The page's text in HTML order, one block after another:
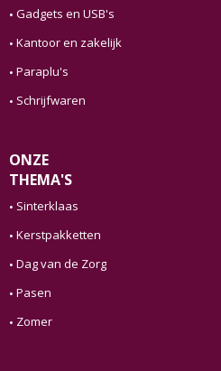
Gadgets en USB's
Kantoor en zakelijk
Paraplu's
Schrijfwaren
ONZE
THEMA'S
Sinterklaas
Kerstpakketten
Dag van de Zorg
Pasen
Zomer